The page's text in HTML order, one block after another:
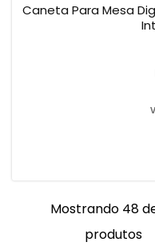
Caneta Para Mesa
Mostrando 48
produtos